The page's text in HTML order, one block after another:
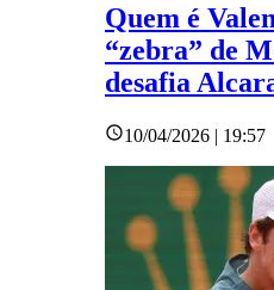
Quem é
“zebra” de
desafia
10/04/2026 | 19:57